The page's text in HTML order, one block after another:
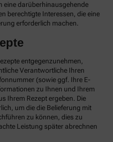
eine darüberhinausgehende
berechtigte Interessen, die eine
erforderlich machen.
entgegenzunehmen,
Verantwortliche Ihren
(sowie ggf. Ihre E-
zu Ihnen und Ihrem
Ihrem Rezept ergeben. Die
um die die Belieferung mit
zu können, dies zu
Leistung später abrechnen